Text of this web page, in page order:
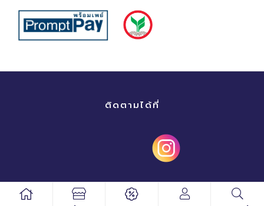
ติดตามได้ที่
copyright © 2020 greaterpharmashop all rights reserved.